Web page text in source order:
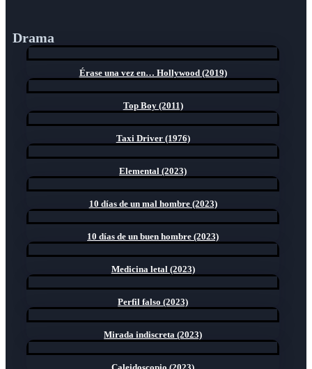
Drama
Érase una vez en… Hollywood (2019)
Top Boy (2011)
Taxi Driver (1976)
Elemental (2023)
10 días de un mal hombre (2023)
10 días de un buen hombre (2023)
Medicina letal (2023)
Perfil falso (2023)
Mirada indiscreta (2023)